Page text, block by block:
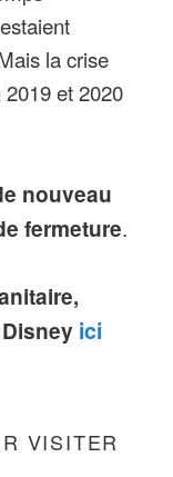
la crise
et 2020
nouveau
fermeture.
ici
VISITER